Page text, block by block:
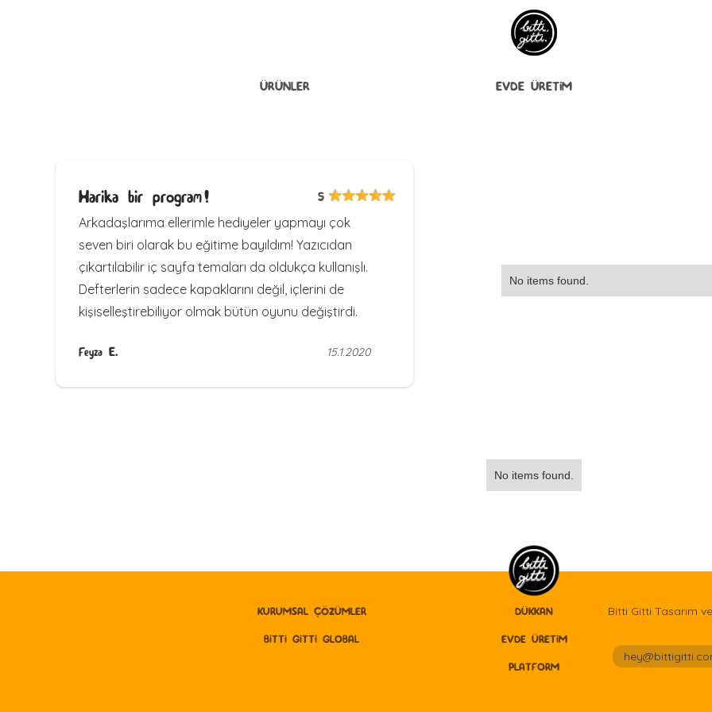
ÜRÜNLER EVDE ÜRETİM
Harika bir program! 5
Arkadaşlarıma ellerimle hediyeler yapmayı çok
seven biri olarak bu eğitime bayıldım! Yazıcıdan
çıkartılabilir iç sayfa temaları da oldukça kullanışlı.
Defterlerin sadece kapaklarını değil, içlerini de
kişiselleştirebiliyor olmak bütün oyunu değiştirdi.
Feyza E. 15.1.2020
No items found.
No items found.
KURUMSAL ÇÖZÜMLER
BITTI GITTI GLOBAL
DÜKKAN
EVDE ÜRETİM
PLATFORM
Bitti Gitti Tasarım